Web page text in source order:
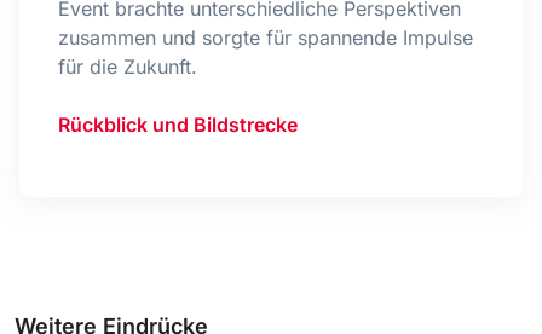
Event brachte unterschiedliche Perspektiven
zusammen und sorgte für spannende Impulse
für die Zukunft.
Rückblick und Bildstrecke
Weitere Eindrücke